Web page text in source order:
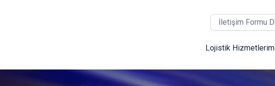
İletişim Formu
Lojistik